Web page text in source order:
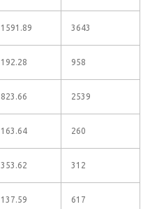
1591.89 3643
192.28 958
823.66 2539
163.64 260
353.62 312
137.59 617